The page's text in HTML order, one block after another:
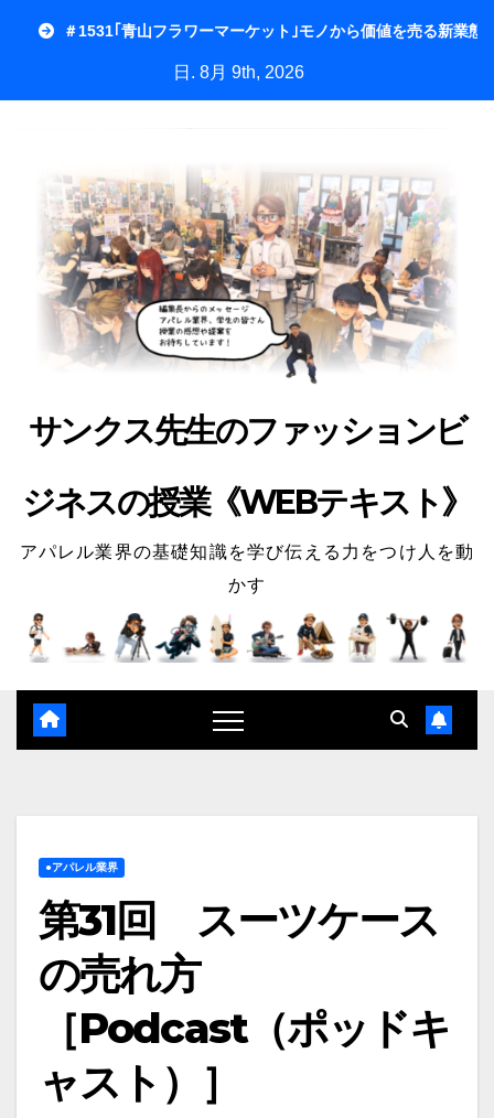
＃1531｢青山フラワーマーケット｣モノから価値を売る新業態
日. 8月 9th, 2026
サンクス先生のファッションビ
ジネスの授業《WEBテキスト》
アパレル業界の基礎知識を学び伝える力をつけ人を動
かす
●アパレル業界
第31回 スーツケース
の売れ方
［Podcast（ポッドキ
ャスト）］